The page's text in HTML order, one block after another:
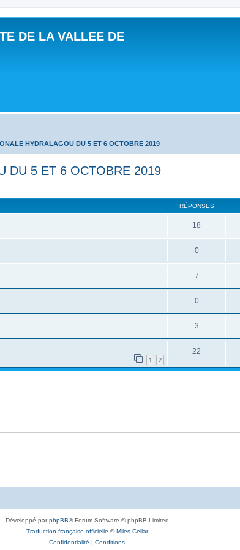
DE LA VALLEE DE
HYDRALAGOU DU 5 ET 6 OCTOBRE 2019
DU 5 ET 6 OCTOBRE 2019
RÉPONSES
18
0
7
0
3
1 2
22
Développé parphpBB® Forum Software © phpBB Limited
Traduction française officielle ©Miles Cellar
Confidentialité | Conditions